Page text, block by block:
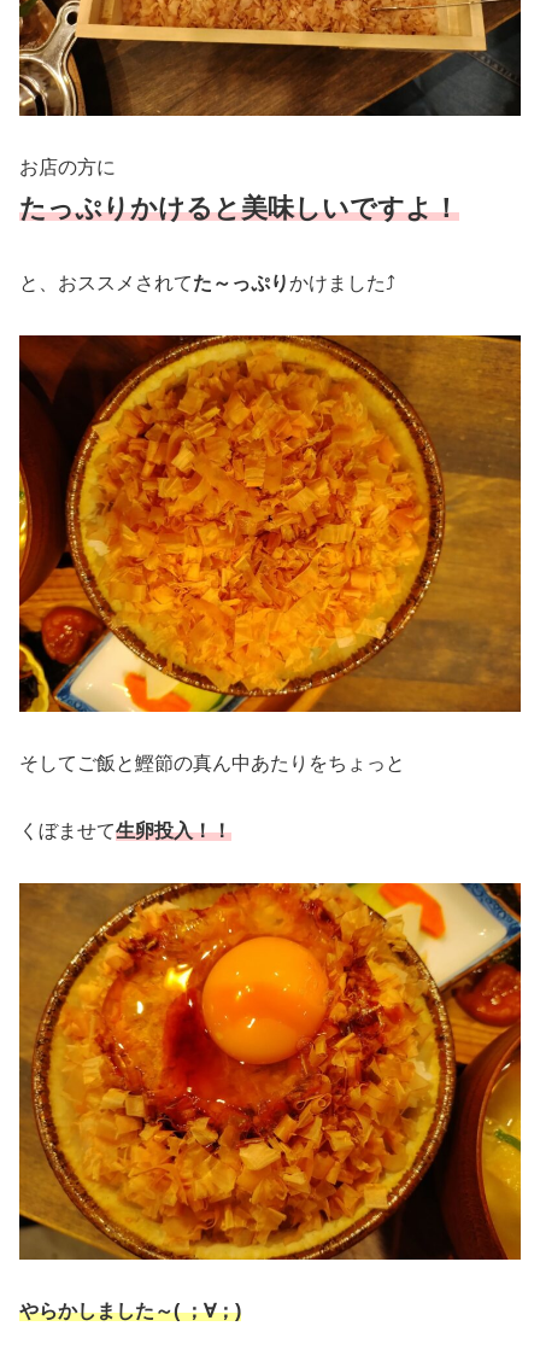
お店の方に
たっぷりかけると美味しいですよ！
と、おススメされてた～っぷりかけました⤴
そしてご飯と鰹節の真ん中あたりをちょっと
くぼませて生卵投入！！
やらかしました～( ；∀；)